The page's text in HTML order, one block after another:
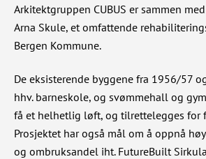
Arkitektgruppen CUBUS er sammen
Arna Skule, et omfattende
Bergen Kommune.
De eksisterende byggene fra 1956/57
hhv. barneskole, og svømmehall og
få et helhetlig løft, og tilrettelegges for
Prosjektet har også mål om å oppnå
og ombruksandel iht. FutureBuilt